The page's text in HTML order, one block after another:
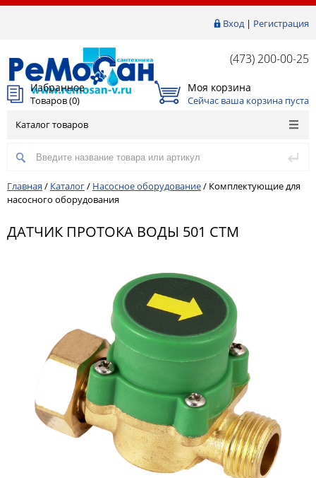
Вход| Регистрация
(473) 200-00-25
Избранное
Товаров (0)
Моя корзина
Сейчас ваша корзина пуста
Каталог товаров
Главная / Каталог/ Насосное оборудование/ Комплектующие для
насосного оборудования
ДАТЧИК ПРОТОКА ВОДЫ 501 СТМ